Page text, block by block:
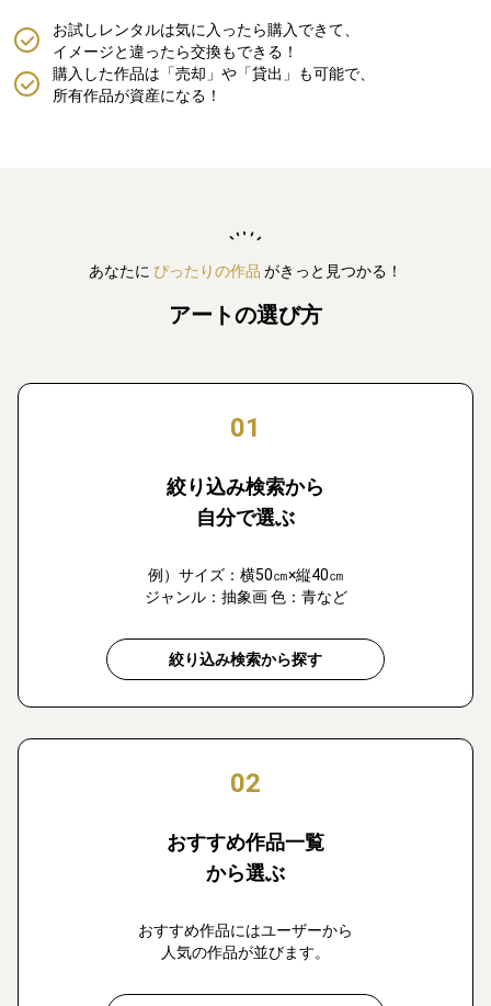
購入した作品は「売却」や「貸出」も可能で、
所有作品が資産になる！
お試しレンタルは気に入ったら購入できて、
イメージと違ったら交換もできる！
あなたに ぴったりの作品 がきっと見つかる！
アートの選び方
01
絞り込み検索から
自分で選ぶ
例）サイズ：横50㎝×縦40㎝
ジャンル：抽象画 色：青など
絞り込み検索から探す
02
おすすめ作品一覧
から選ぶ
おすすめ作品にはユーザーから
人気の作品が並びます。